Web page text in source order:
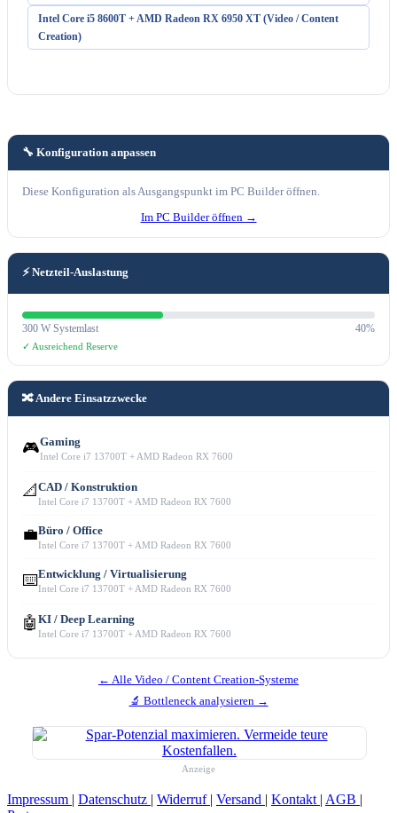
Intel Core i5 8600T + AMD Radeon RX 6950 XT (Video / Content
Creation)
🔧 Konfiguration anpassen
Diese Konfiguration als Ausgangspunkt im PC Builder öffnen.
Im PC Builder öffnen →
⚡ Netzteil-Auslastung
300 W Systemlast 40%
✓ Ausreichend Reserve
🔀 Andere Einsatzzwecke
🎮Gaming
Intel Core i7 13700T + AMD Radeon RX 7600
📐 CAD / Konstruktion
Intel Core i7 13700T + AMD Radeon RX 7600
💼Büro / Office
Intel Core i7 13700T + AMD Radeon RX 7600
⌨️Entwicklung / Virtualisierung
Intel Core i7 13700T + AMD Radeon RX 7600
🤖 KI / Deep Learning
Intel Core i7 13700T + AMD Radeon RX 7600
← Alle Video / Content Creation-Systeme
🔬 Bottleneck analysieren →
Anzeige
Impressum | Datenschutz | Widerruf | Versand | Kontakt | AGB |